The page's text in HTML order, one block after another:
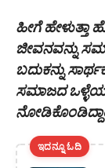
ಹೀಗೆ ಹೇಳುತ್ತಾ
ಜೀವನವನ್ನು
ಬದುಕನ್ನು
ಸಮಾಜದ ಒಳ್ಳೆಯ
ಇದನ್ನೂ ಓದಿ